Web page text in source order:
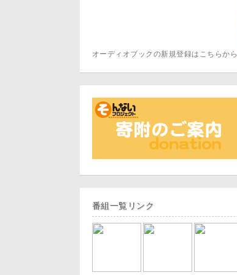
オーディオブックの新規登録はこちらから
番組一覧リンク